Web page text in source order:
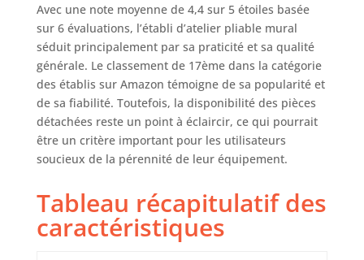
Avec une note moyenne de 4,4 sur 5 étoiles basée
sur 6 évaluations, l’établi d’atelier pliable mural
séduit principalement par sa praticité et sa qualité
générale. Le classement de 17ème dans la catégorie
des établis sur Amazon témoigne de sa popularité et
de sa fiabilité. Toutefois, la disponibilité des pièces
détachées reste un point à éclaircir, ce qui pourrait
être un critère important pour les utilisateurs
soucieux de la pérennité de leur équipement.
Tableau récapitulatif des
caractéristiques